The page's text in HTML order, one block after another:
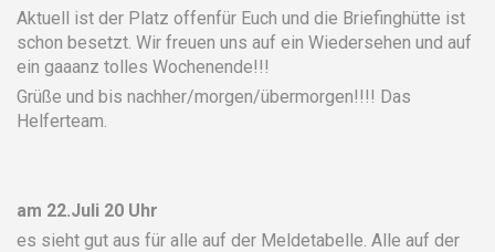
Aktuell ist der Platz offenfür Euch und die Briefinghütte ist
schon besetzt. Wir freuen uns auf ein Wiedersehen und auf
ein gaaanz tolles Wochenende!!!
Grüße und bis nachher/morgen/übermorgen!!!! Das
Helferteam.
am 22.Juli 20 Uhr
es sieht gut aus für alle auf der Meldetabelle. Alle auf der